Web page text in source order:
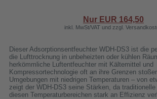
Nur EUR 164,50
inkl. MwSt/VAT und zzgl.
Dieser Adsorptionsentfeuchter WDH-DS3 ist die
die Lufttrocknung in unbeheizten oder kühlen
herkömmliche Luftentfeuchter mit Kältemittel und
Kompressortechnologie oft an ihre Grenzen
Umgebungen mit niedrigen Temperaturen – von
zeigt der WDH-DS3 seine Stärken, da
diesen Temperaturbereichen stark an Effizienz